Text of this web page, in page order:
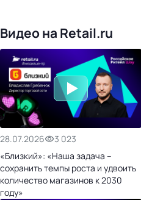
Видео на Retail.ru
28.07.2026
3 023
«Близкий»: «Наша задача –
сохранить темпы роста и удвоить
количество магазинов к 2030
году»